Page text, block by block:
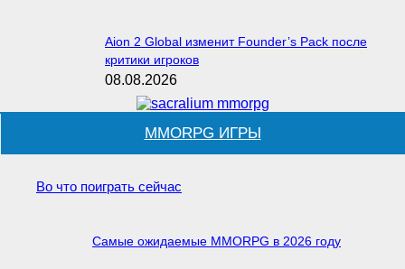
Aion 2 Global изменит Founder’s Pack после
критики игроков
08.08.2026
MMORPG ИГРЫ
Во что поиграть сейчас
Самые ожидаемые MMORPG в 2026 году